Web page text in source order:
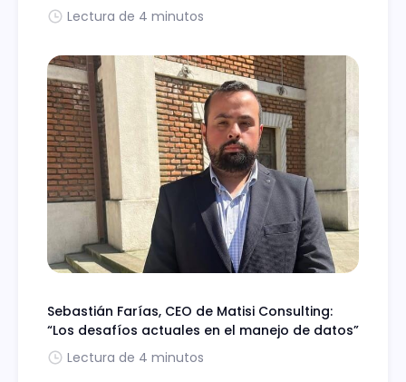
Lectura de 4 minutos
Sebastián Farías, CEO de Matisi Consulting:
“Los desafíos actuales en el manejo de datos”
Lectura de 4 minutos